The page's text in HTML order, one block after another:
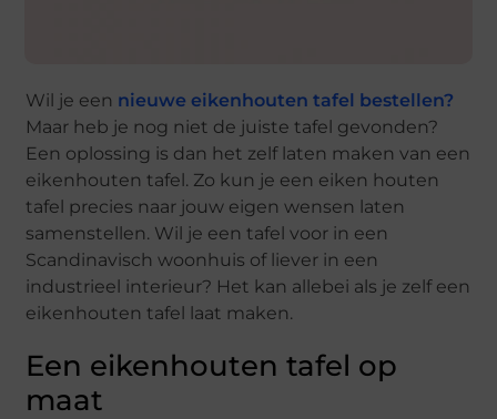
Wil je een nieuwe eikenhouten tafel bestellen?
Maar heb je nog niet de juiste tafel gevonden?
Een oplossing is dan het zelf laten maken van een
eikenhouten tafel. Zo kun je een eiken houten
tafel precies naar jouw eigen wensen laten
samenstellen. Wil je een tafel voor in een
Scandinavisch woonhuis of liever in een
industrieel interieur? Het kan allebei als je zelf een
eikenhouten tafel laat maken.
Een eikenhouten tafel op
maat